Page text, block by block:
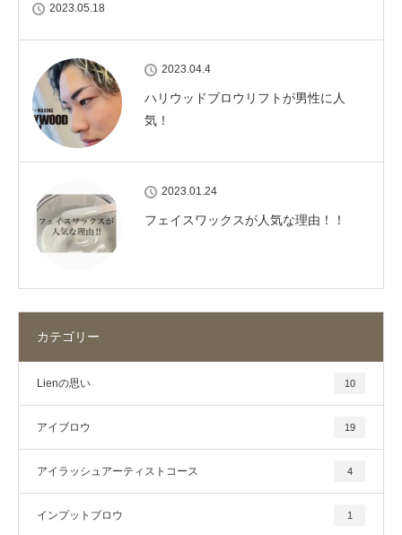
2023.05.18
2023.04.4
ハリウッドブロウリフトが男性に人
気！
2023.01.24
フェイスワックスが人気な理由！！
カテゴリー
Lienの思い 10
アイブロウ 19
アイラッシュアーティストコース 4
インプットブロウ 1